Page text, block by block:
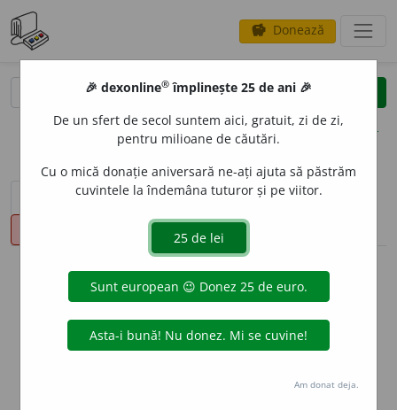
savings Donează
clear
opțiuni
sinteza definițiilor (1) definiții (27)
declinări
info
Aceste definiții sunt compilate de
echipa dexonline. Definițiile
originale se află pe filadefiniții.
Puteți reordona filele pe pagina de
🎉 dexonline® împlinește 25 de ani 🎉
De un sfert de secol suntem aici, gratuit, zi de zi,
pentru milioane de căutări.
Cu o mică donație aniversară ne-ați ajuta să păstrăm
cuvintele la îndemâna tuturor și pe viitor.
Am donat deja.